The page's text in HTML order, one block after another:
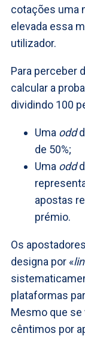
cotações uma
elevada essa
utilizador.
Para perceber
calcular a
dividindo 100
Uma odd
de 50%;
Uma odd
apostas
prémio.
Os
designa por «
plataformas
Mesmo que
cêntimos por